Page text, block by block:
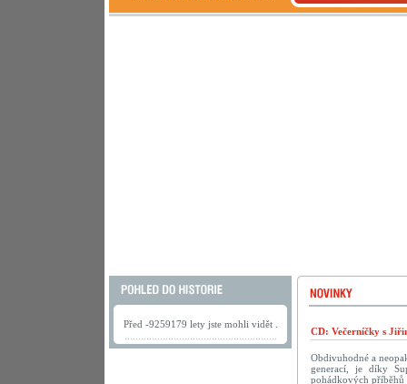
Před -9259179 lety jste mohli vidět .
CD: Večerníčky s
Obdivuhodné a
generací, je díky
pohádkových příběhů